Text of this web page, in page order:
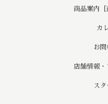
商品案内［
カ
お
店舗情報
ス